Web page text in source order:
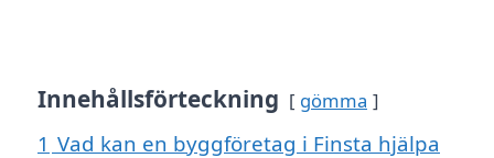
Innehållsförteckning gömma
1 Vad kan en byggföretag i Finsta hjälpa